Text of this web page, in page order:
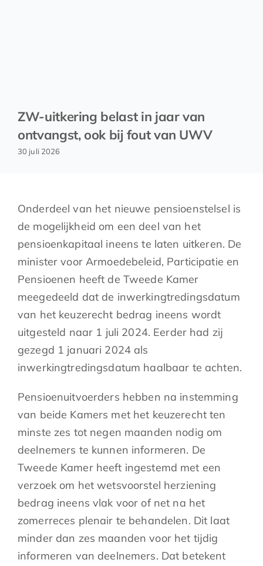
ZW-uitkering belast in jaar van
ontvangst, ook bij fout van UWV
30 juli 2026
Onderdeel van het nieuwe pensioenstelsel is
de mogelijkheid om een deel van het
pensioenkapitaal ineens te laten uitkeren. De
minister voor Armoedebeleid, Participatie en
Pensioenen heeft de Tweede Kamer
meegedeeld dat de inwerkingtredingsdatum
van het keuzerecht bedrag ineens wordt
uitgesteld naar 1 juli 2024. Eerder had zij
gezegd 1 januari 2024 als
inwerkingtredingsdatum haalbaar te achten.
Pensioenuitvoerders hebben na instemming
van beide Kamers met het keuzerecht ten
minste zes tot negen maanden nodig om
deelnemers te kunnen informeren. De
Tweede Kamer heeft ingestemd met een
verzoek om het wetsvoorstel herziening
bedrag ineens vlak voor of net na het
zomerreces plenair te behandelen. Dit laat
minder dan zes maanden voor het tijdig
informeren van deelnemers. Dat betekent